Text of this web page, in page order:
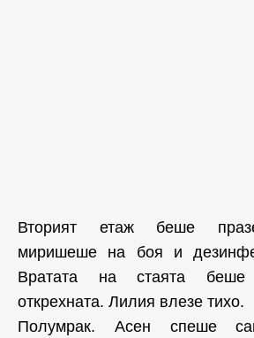
Вторият етаж беше
миришеше на боя и
Вратата на стаята беше
открехната. Лилия влезе тихо.
Полумрак. Асен спеше